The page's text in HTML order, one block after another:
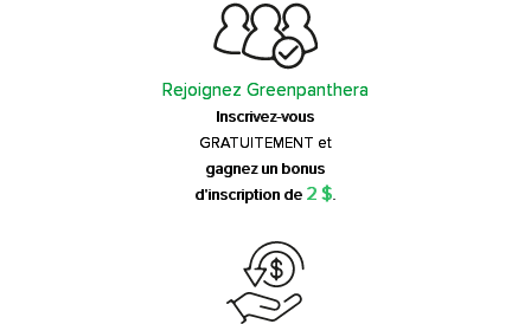
Rejoignez Greenpanthera
Inscrivez-vous
GRATUITEMENT et
gagnez un bonus
d'inscription de 2 $.